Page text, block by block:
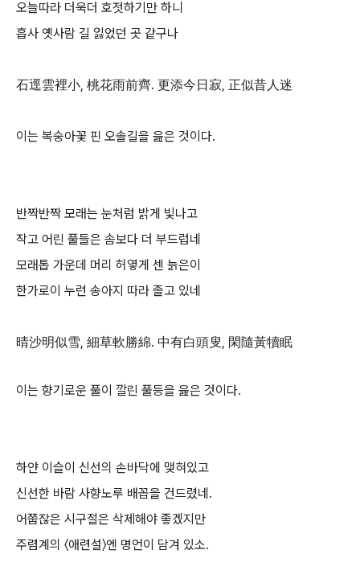
오늘따라 더욱더 호젓하기만 하니
흡사 옛사람 길 잃었던 곳 같구나
石逕雲裡小, 桃花雨前齊. 更添今日寂, 正似昔人迷
이는 복숭아꽃 핀 오솔길을 읊은 것이다.
반짝반짝 모래는 눈처럼 밝게 빛나고
작고 어린 풀들은 솜보다 더 부드럽네
모래톱 가운데 머리 허옇게 센 늙은이
한가로이 누런 송아지 따라 졸고 있네
晴沙明似雪, 細草軟勝綿. 中有白頭叟, 閑隨黃犢眠
이는 향기로운 풀이 깔린 풀등을 읊은 것이다.
하얀 이슬이 신선의 손바닥에 맺혀있고
신선한 바람 사향노루 배꼽을 건드렸네.
어쭙잖은 시구절은 삭제해야 좋겠지만
주렴계의 〈애련설〉엔 명언이 담겨 있소.